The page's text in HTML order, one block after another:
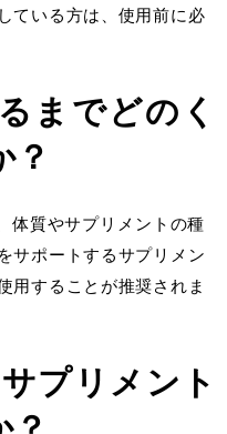
ている方は、使用前に必
までどのく
？
体質やサプリメントの種
サポートするサプリメン
用することが推奨されま
プリメント